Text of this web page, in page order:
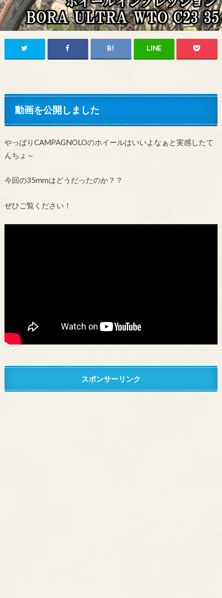
動画を公開しました
やっぱりCAMPAGNOLOのホイールはいいよなぁと実感したて
んちょ～
今回の35mmはどうだったのか？？
ぜひご覧ください！
スポンサーリンク